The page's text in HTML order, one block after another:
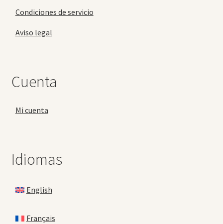
Condiciones de servicio
Aviso legal
Cuenta
Mi cuenta
Idiomas
English
Français